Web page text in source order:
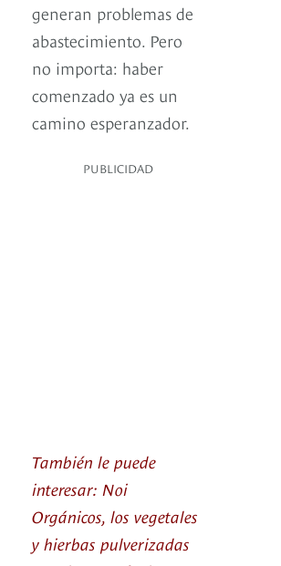
generan problemas de
abastecimiento. Pero
no importa: haber
comenzado ya es un
camino esperanzador.
PUBLICIDAD
También le puede
interesar: Noi
Orgánicos, los vegetales
y hierbas pulverizadas